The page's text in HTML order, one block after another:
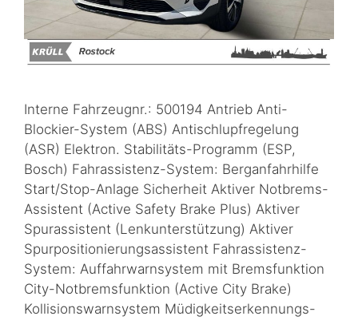
Interne Fahrzeugnr.: 500194 Antrieb Anti-
Blockier-System (ABS) Antischlupfregelung
(ASR) Elektron. Stabilitäts-Programm (ESP,
Bosch) Fahrassistenz-System: Berganfahrhilfe
Start/Stop-Anlage Sicherheit Aktiver Notbrems-
Assistent (Active Safety Brake Plus) Aktiver
Spurassistent (Lenkunterstützung) Aktiver
Spurpositionierungsassistent Fahrassistenz-
System: Auffahrwarnsystem mit Bremsfunktion
City-Notbremsfunktion (Active City Brake)
Kollisionswarnsystem Müdigkeitserkennungs-